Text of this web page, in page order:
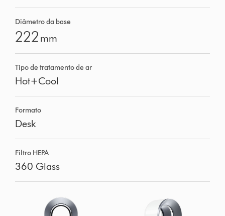
Diâmetro da base
222 mm
Tipo de tratamento de ar
Hot+Cool
Formato
Desk
Filtro HEPA
360 Glass